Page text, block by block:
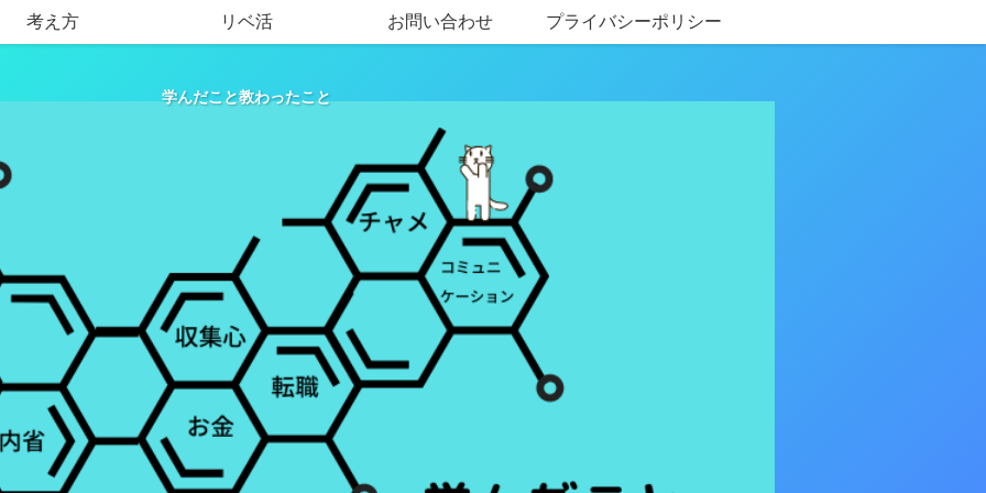
学んだこと教わったこと
考え方 リベ活 お問い合わせ プライバシーポリシー